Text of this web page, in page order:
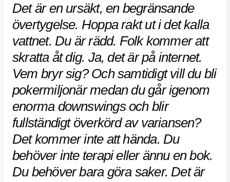
Det är en ursäkt, en begränsande
övertygelse. Hoppa rakt ut i det kalla
vattnet. Du är rädd. Folk kommer att
skratta åt dig. Ja, det är på internet.
Vem bryr sig? Och samtidigt vill du bli
pokermiljonär medan du går igenom
enorma downswings och blir
fullständigt överkörd av variansen?
Det kommer inte att hända. Du
behöver inte terapi eller ännu en bok.
Du behöver bara göra saker. Det är